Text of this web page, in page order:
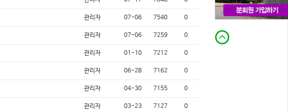
관리자 07-06 7540 0
관리자 07-06 7259 0
관리자 01-10 7212 0
관리자 06-28 7162 0
관리자 04-30 7155 0
관리자 03-23 7127 0